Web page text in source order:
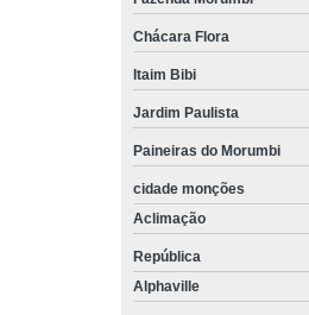
Chácara Flora
Itaim Bibi
Jardim Paulista
Paineiras do Morumbi
cidade monções
Aclimação
República
Alphaville